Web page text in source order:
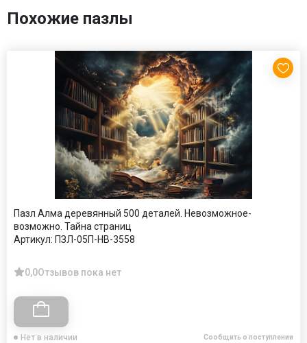
Похожие пазлы
Пазл Алма деревянный 500 деталей. Невозможное-
возможно. Тайна страниц
Артикул: ПЗЛ-05П-НВ-3558
0,0Отзывов пока нет
Нет в наличии Сообщить о поступлении